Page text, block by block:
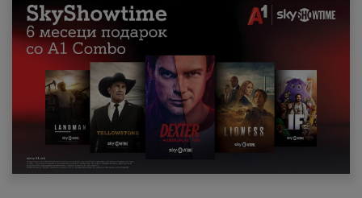
EN SQ
Приватни Деловни
Поддршка